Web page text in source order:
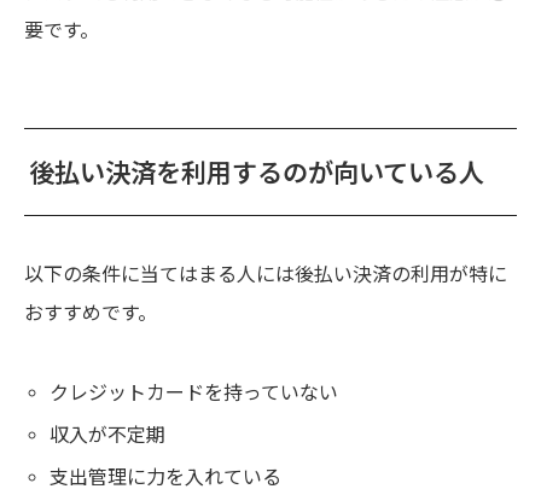
要です。
後払い決済を利用するのが向いている人
以下の条件に当てはまる人には後払い決済の利用が特に
おすすめです。
クレジットカードを持っていない
収入が不定期
支出管理に力を入れている